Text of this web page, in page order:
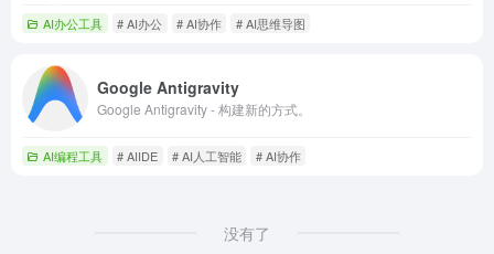
AI办公工具 # AI办公 # AI协作 # AI思维导图
Google Antigravity
Google Antigravity - 构建新的方式。
AI编程工具 # AIIDE # AI人工智能 # AI协作
没有了